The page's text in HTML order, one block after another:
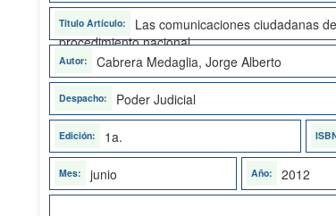
Las comunicaciones ciudadanas
procedimiento nacional
Cabrera Medaglia, Jorge Alberto
Poder Judicial
1a.
junio 2012